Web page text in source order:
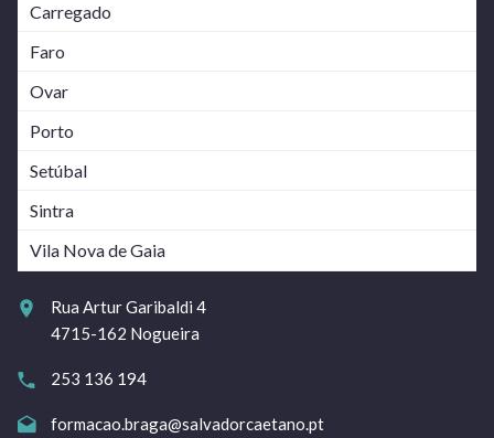
Carregado
Faro
Ovar
Porto
Setúbal
Sintra
Vila Nova de Gaia
Rua Artur Garibaldi 4
4715-162 Nogueira
253 136 194
formacao.braga@salvadorcaetano.pt